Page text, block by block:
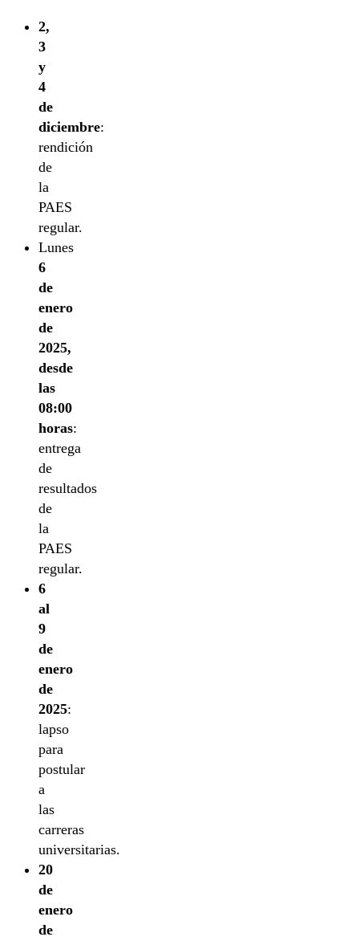
2,
3
y
4
de
diciembre:
rendición
de
la
PAES
regular.
Lunes
6
de
enero
de
2025,
desde
las
08:00
horas:
entrega
de
resultados
de
la
PAES
regular.
6
al
9
de
enero
de
2025:
lapso
para
postular
a
las
carreras
universitarias.
20
de
enero
de